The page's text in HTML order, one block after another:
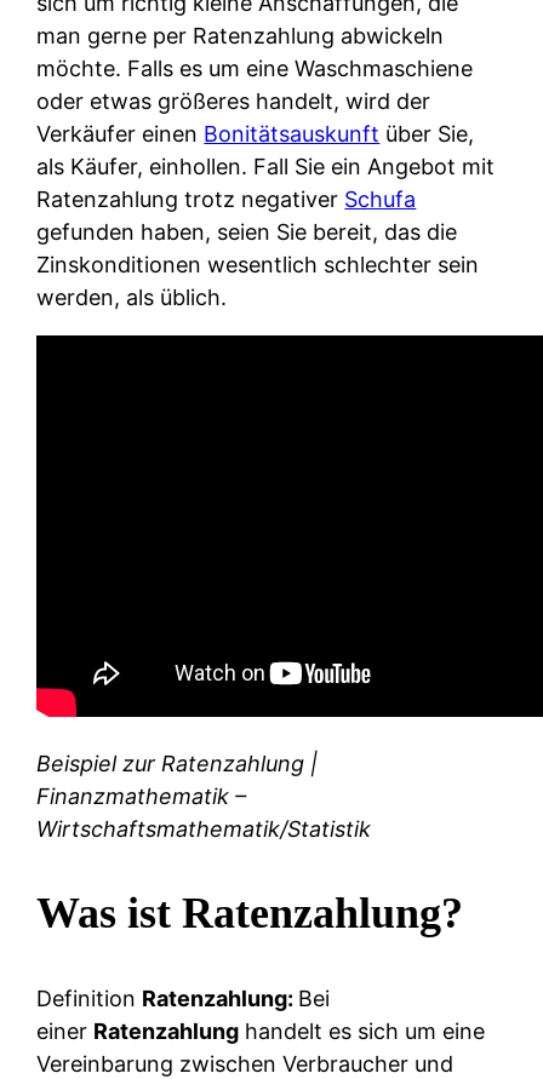
man gerne per Ratenzahlung abwickeln
möchte. Falls es um eine Waschmaschiene
oder etwas größeres handelt, wird der
Verkäufer einen Bonitätsauskunft über Sie,
als Käufer, einhollen. Fall Sie ein Angebot mit
Ratenzahlung trotz negativer Schufa
gefunden haben, seien Sie bereit, das die
Zinskonditionen wesentlich schlechter sein
werden, als üblich.
Beispiel zur Ratenzahlung |
Finanzmathematik –
Wirtschaftsmathematik/Statistik
Was ist Ratenzahlung?
Definition Ratenzahlung: Bei
einer Ratenzahlung handelt es sich um eine
Vereinbarung zwischen Verbraucher und